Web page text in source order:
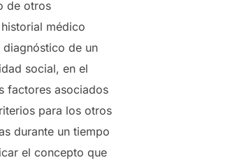
de otros
médico
de un
social, en el
factores asociados
para los otros
durante un tiempo
el concepto que